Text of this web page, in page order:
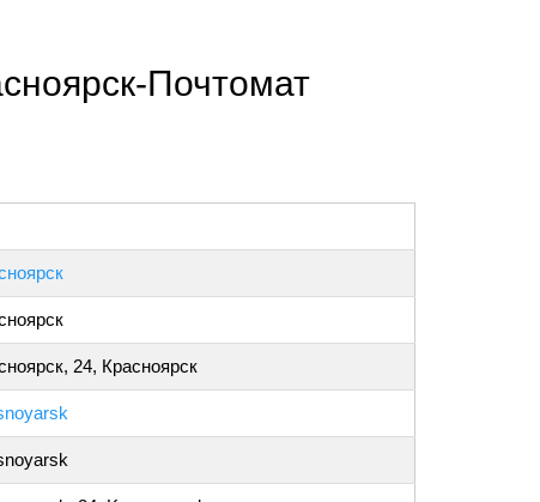
Почтомат
24, Красноярск